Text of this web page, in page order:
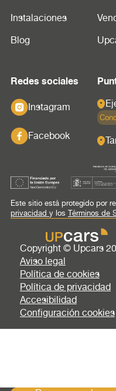
Instalaciones
Blog
Redes sociales
Instagram
Facebook
Este sitio está protegido por
privacidad y los Términos de
Copyright © Upcars
Aviso legal
Política de cookies
Política de privacidad
Accesibilidad
Configuración cookies